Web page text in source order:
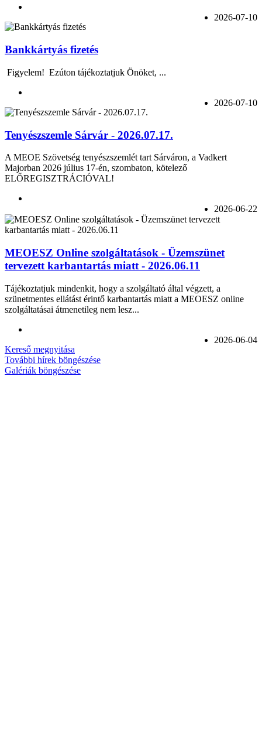
2026-07-10
Bankkártyás fizetés
Figyelem! Ezúton tájékoztatjuk Önöket, ...
2026-07-10
Tenyészszemle Sárvár - 2026.07.17.
A MEOE Szövetség tenyészszemlét tart Sárváron, a Vadkert
Majorban 2026 július 17-én, szombaton, kötelező
ELŐREGISZTRÁCIÓVAL!
2026-06-22
MEOESZ Online szolgáltatások - Üzemszünet
tervezett karbantartás miatt - 2026.06.11
Tájékoztatjuk mindenkit, hogy a szolgáltató által végzett, a
szünetmentes ellátást érintő karbantartás miatt a MEOESZ online
szolgáltatásai átmenetileg nem lesz...
2026-06-04
Kereső megnyitása
További hírek böngészése
Galériák böngészése